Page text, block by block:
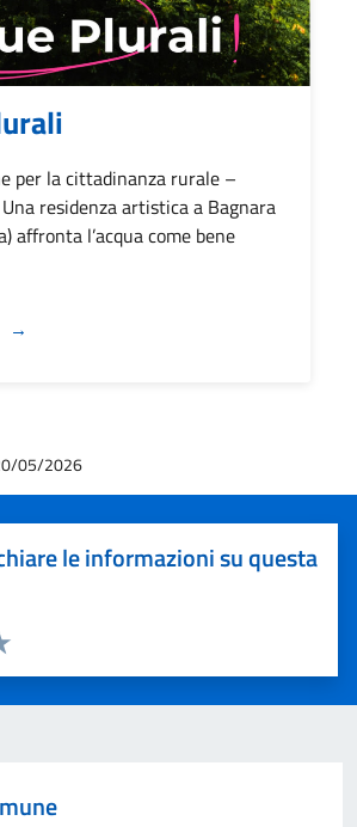
per la cittadinanza rurale –
residenza artistica a Bagnara
affronta l’acqua come bene
05/2026
le informazioni su questa
5 stelle su 5
4 stelle su 5
su 5
su 5
5